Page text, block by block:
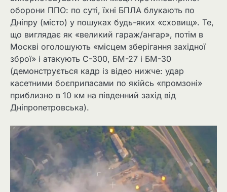
оборони ППО: по суті, їхні БПЛА блукають по
Дніпру (місто) у пошуках будь-яких «сховищ». Те,
що виглядає як «великий гараж/ангар», потім в
Москві оголошують «місцем зберігання західної
зброї» і атакують С-300, БМ-27 і БМ-30
(демонструється кадр із відео нижче: удар
касетними боєприпасами по якійсь «промзоні»
приблизно в 10 км на південний захід від
Дніпропетровська).